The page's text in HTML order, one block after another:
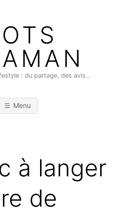
: du partage, des avis…
Menu
à langer
de